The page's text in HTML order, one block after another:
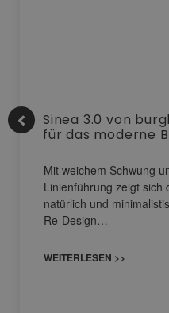
Sinea 3.0 von
für das moderne
Mit weichem Schwung
Linienführung zeigt sich
natürlich und
Re-Design…
WEITERLESEN >>